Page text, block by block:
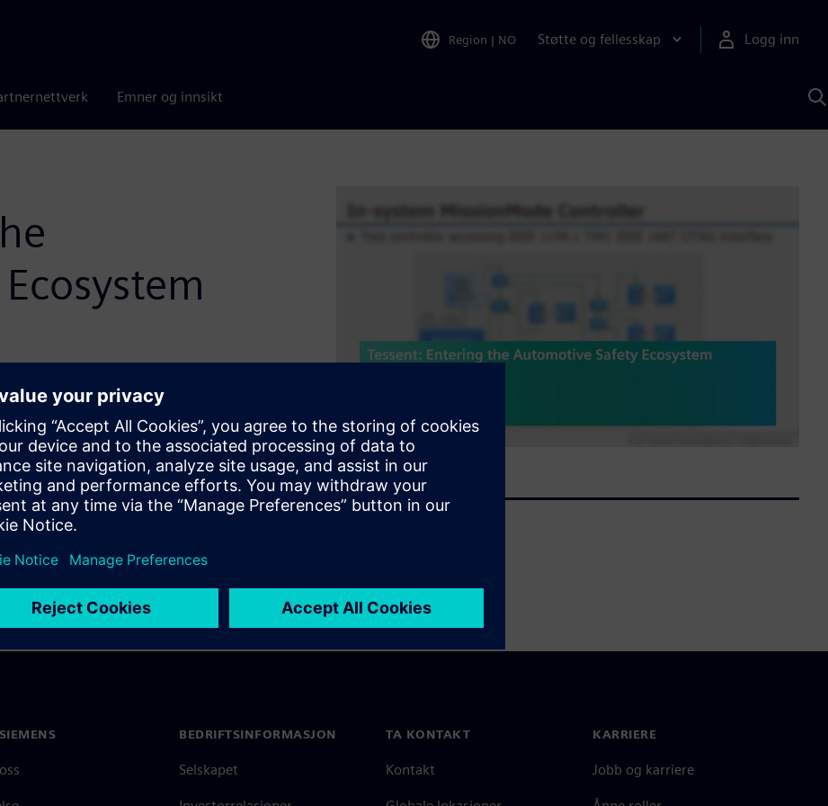
Region | NO Støtte og fellesskap Logg inn
Emner og innsikt
that can be used
about technologies and best
BEDRIFTSINFORMASJON
Selskapet
TA KONTAKT
Kontakt
KARRIERE
Jobb og karriere